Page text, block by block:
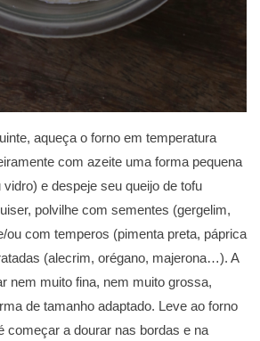
aqueça o forno em temperatura
com azeite uma forma pequena
e despeje seu queijo de tofu
polvilhe com sementes (gergelim,
ou com temperos (pimenta preta, páprica
(alecrim, orégano, majerona…). A
nem muito fina, nem muito grossa,
de tamanho adaptado. Leve ao forno
começar a dourar nas bordas e na